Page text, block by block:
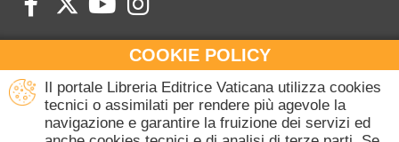
COOKIE POLICY
Il portale Libreria Editrice Vaticana utilizza cookies
tecnici o assimilati per rendere più agevole la
navigazione e garantire la fruizione dei servizi ed
HAI BISOGNO DI INFORMAZIONI?
Contattaci all'Ufficio Commerciale
+39 06 698 45780